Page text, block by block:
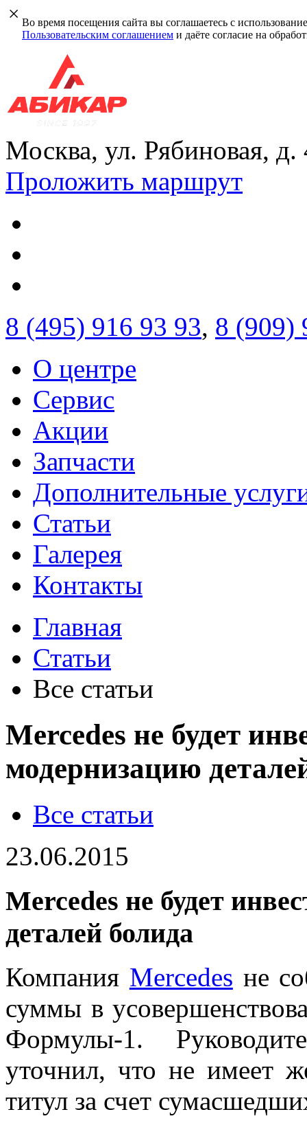
Во время посещения сайта вы соглашаетесь с
Пользовательским соглашением и даёте согласие на
Москва, ул. Рябиновая, д.
Проложить маршрут
8 (495) 916 93 93, 8 (909)
О центре
Сервис
Акции
Запчасти
Дополнительные
Статьи
Галерея
Контакты
Главная
Статьи
Все статьи
Mercedes не будет
модернизацию
Все статьи
23.06.2015
Mercedes не будет
деталей болида
Компания Mercedes не
суммы в
Формулы-1.
уточнил, что не имеет
титул за счет